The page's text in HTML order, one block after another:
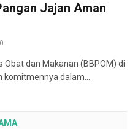
Jajan Aman
0
Obat dan Makanan (BBPOM) di
komitmennya dalam…